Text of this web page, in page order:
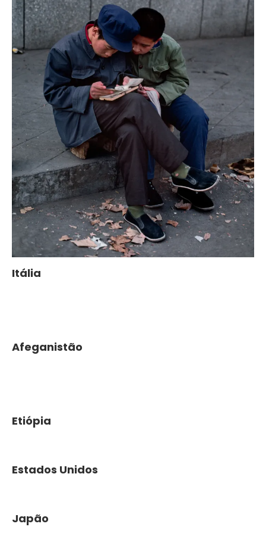
Itália
Afeganistão
Etiópia
Estados Unidos
Japão